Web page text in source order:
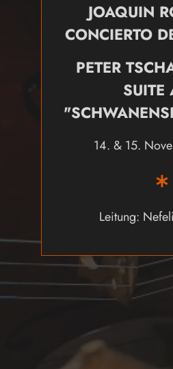
JOAQUIN
CONCIERTO
PETER
SUITE
14. & 15.
Leitung: